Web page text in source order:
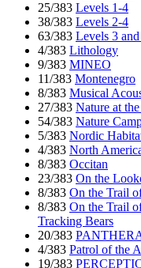
25/383 Levels 1-4
38/383 Levels 2-4
63/383 Levels 3
4/383 Lithology
9/383 MINEO
11/383 Montenegro
8/383 Musical
27/383 Nature at
54/383 Nature
5/383 Nordic
4/383 North
8/383 Occitan
23/383 On the
8/383 On the Trail
8/383 On the Trail
Tracking Bears
20/383
4/383 Patrol of the
19/383